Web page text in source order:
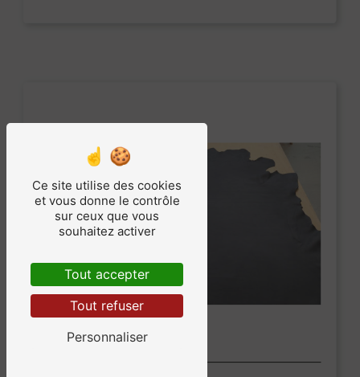
Ce site utilise des cookies
et vous donne le contrôle
sur ceux que vous
souhaitez activer
Tout accepter
Tout refuser
Personnaliser